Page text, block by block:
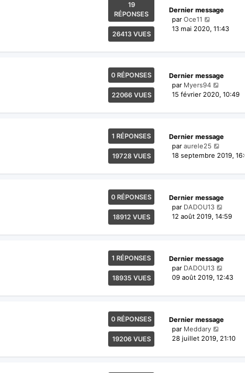
19
RÉPONSES
26413 VUES
Dernier message
par Oce11
13 mai 2020, 11:43
0 RÉPONSES
22066 VUES
Dernier message
par Myers94
15 février 2020, 10:49
1 RÉPONSES
19728 VUES
Dernier message
par aurele25
18 septembre 2019,
0 RÉPONSES
18912 VUES
Dernier message
par DADOU13
12 août 2019, 14:59
1 RÉPONSES
18935 VUES
Dernier message
par DADOU13
09 août 2019, 12:43
0 RÉPONSES
19206 VUES
Dernier message
par Meddary
28 juillet 2019, 21:10